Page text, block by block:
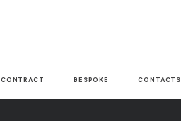
CONTRACT BESPOKE CONTACTS